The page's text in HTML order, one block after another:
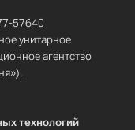
57640
унитарное
агентство
технологий